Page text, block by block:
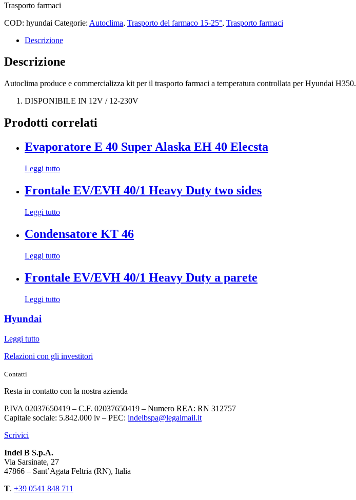
Trasporto farmaci
COD: hyundai Categorie: Autoclima, Trasporto del farmaco 15-25°, Trasporto farmaci
Descrizione
Descrizione
Autoclima produce e commercializza kit per il trasporto farmaci a temperatura controllata per Hyundai H350.
DISPONIBILE IN 12V / 12-230V
Prodotti correlati
Evaporatore E 40 Super Alaska EH 40 Elecsta
Leggi tutto
Frontale EV/EVH 40/1 Heavy Duty two sides
Leggi tutto
Condensatore KT 46
Leggi tutto
Frontale EV/EVH 40/1 Heavy Duty a parete
Leggi tutto
Hyundai
Leggi tutto
Relazioni con gli investitori
Contatti
Resta in contatto con la nostra azienda
P.IVA 02037650419 – C.F. 02037650419 – Numero REA: RN 312757
Capitale sociale: 5.842.000 iv – PEC: indelbspa@legalmail.it
Scrivici
Indel B S.p.A.
Via Sarsinate, 27
47866 – Sant’Agata Feltria (RN), Italia
T. +39 0541 848 711